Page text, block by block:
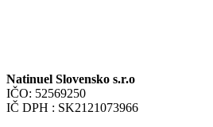
Natinuel Slovensko s.r.o
IČO: 52569250
IČ DPH : SK2121073966